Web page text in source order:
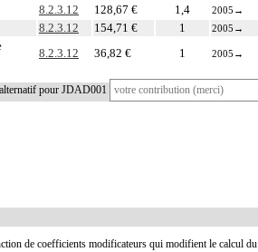
8.2.3.12 128,67 € 1,4 2005 →
8.2.3.12 154,71 € 1 2005 →
8.2.3.12 36,82 € 1 2005 →
pour JDAD001
de coefficients modificateurs qui modifient le calcul du